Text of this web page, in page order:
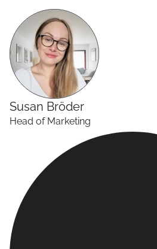
Susan Bröder
Head of Marketing